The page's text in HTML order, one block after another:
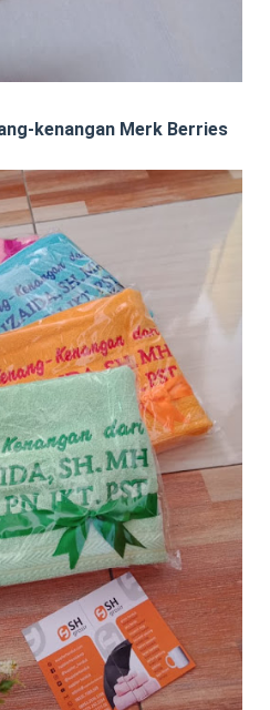
kenangan Merk Berries